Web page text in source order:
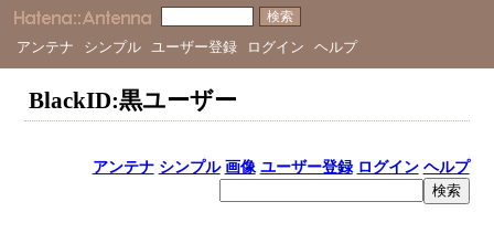
アンテナ シンプル ユーザー登録 ログイン ヘルプ
BlackID:黒ユーザー
アンテナ シンプル 画像 ユーザー登録 ログイン ヘルプ